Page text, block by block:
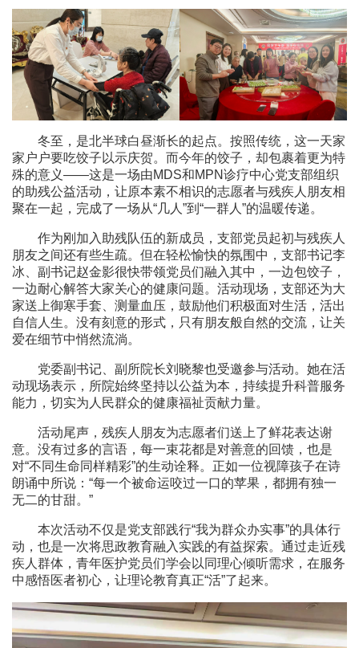
冬至，是北半球白昼渐长的起点。按照传统，这一天家
家户户要吃饺子以示庆贺。而今年的饺子，却包裹着更为特
殊的意义——这是一场由MDS和MPN诊疗中心党支部组织
的助残公益活动，让原本素不相识的志愿者与残疾人朋友相
聚在一起，完成了一场从“几人”到“一群人”的温暖传递。
作为刚加入助残队伍的新成员，支部党员起初与残疾人
朋友之间还有些生疏。但在轻松愉快的氛围中，支部书记李
冰、副书记赵金影很快带领党员们融入其中，一边包饺子，
一边耐心解答大家关心的健康问题。活动现场，支部还为大
家送上御寒手套、测量血压，鼓励他们积极面对生活，活出
自信人生。没有刻意的形式，只有朋友般自然的交流，让关
爱在细节中悄然流淌。
党委副书记、副所院长刘晓黎也受邀参与活动。她在活
动现场表示，所院始终坚持以公益为本，持续提升科普服务
能力，切实为人民群众的健康福祉贡献力量。
活动尾声，残疾人朋友为志愿者们送上了鲜花表达谢
意。没有过多的言语，每一束花都是对善意的回馈，也是
对“不同生命同样精彩”的生动诠释。正如一位视障孩子在诗
朗诵中所说：“每一个被命运咬过一口的苹果，都拥有独一
无二的甘甜。”
本次活动不仅是党支部践行“我为群众办实事”的具体行
动，也是一次将思政教育融入实践的有益探索。通过走近残
疾人群体，青年医护党员们学会以同理心倾听需求，在服务
中感悟医者初心，让理论教育真正“活”了起来。